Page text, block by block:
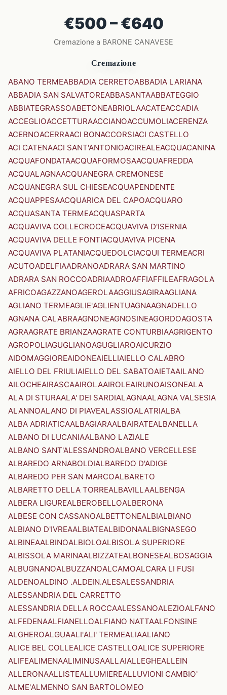
€500 – €640
Cremazione a BARONE CANAVESE
Cremazione
ABANO TERMEABBADIA CERRETOABBADIA LARIANA
ABBADIA SAN SALVATOREABBASANTAABBATEGGIO
ABBIATEGRASSOABETONEABRIOLAACATEACCADIA
ACCEGLIOACCETTURAACCIANOACCUMOLIACERENZA
ACERNOACERRAACI BONACCORSIACI CASTELLO
ACI CATENAACI SANT'ANTONIOACIREALEACQUACANINA
ACQUAFONDATAACQUAFORMOSAACQUAFREDDA
ACQUALAGNAACQUANEGRA CREMONESE
ACQUANEGRA SUL CHIESEACQUAPENDENTE
ACQUAPPESAACQUARICA DEL CAPOACQUARO
ACQUASANTA TERMEACQUASPARTA
ACQUAVIVA COLLECROCEACQUAVIVA D'ISERNIA
ACQUAVIVA DELLE FONTIACQUAVIVA PICENA
ACQUAVIVA PLATANIACQUEDOLCIACQUI TERMEACRI
ACUTOADELFIAADRANOADRARA SAN MARTINO
ADRARA SAN ROCCOADRIAADROAFFIAFFILEAFRAGOLA
AFRICOAGAZZANOAGEROLAAGGIUSAGIRAAGLIANA
AGLIANO TERMEAGLIE'AGLIENTUAGNAAGNADELLO
AGNANA CALABRAAGNONEAGNOSINEAGORDOAGOSTA
AGRAAGRATE BRIANZAAGRATE CONTURBIAAGRIGENTO
AGROPOLIAGUGLIANOAGUGLIAROAICURZIO
AIDOMAGGIOREAIDONEAIELLIAIELLO CALABRO
AIELLO DEL FRIULIAIELLO DEL SABATOAIETAAILANO
AILOCHEAIRASCAAIROLAAIROLEAIRUNOAISONEALA
ALA DI STURAALA' DEI SARDIALAGNAALAGNA VALSESIA
ALANNOALANO DI PIAVEALASSIOALATRIALBA
ALBA ADRIATICAALBAGIARAALBAIRATEALBANELLA
ALBANO DI LUCANIAALBANO LAZIALE
ALBANO SANT'ALESSANDROALBANO VERCELLESE
ALBAREDO ARNABOLDIALBAREDO D'ADIGE
ALBAREDO PER SAN MARCOALBARETO
ALBARETTO DELLA TORREALBAVILLAALBENGA
ALBERA LIGUREALBEROBELLOALBERONA
ALBESE CON CASSANOALBETTONEALBIALBIANO
ALBIANO D'IVREAALBIATEALBIDONAALBIGNASEGO
ALBINEAALBINOALBIOLOALBISOLA SUPERIORE
ALBISSOLA MARINAALBIZZATEALBONESEALBOSAGGIA
ALBUGNANOALBUZZANOALCAMOALCARA LI FUSI
ALDENOALDINO .ALDEIN.ALESALESSANDRIA
ALESSANDRIA DEL CARRETTO
ALESSANDRIA DELLA ROCCAALESSANOALEZIOALFANO
ALFEDENAALFIANELLOALFIANO NATTAALFONSINE
ALGHEROALGUAALI'ALI' TERMEALIAALIANO
ALICE BEL COLLEALICE CASTELLOALICE SUPERIORE
ALIFEALIMENAALIMINUSAALLAIALLEGHEALLEIN
ALLERONAALLISTEALLUMIEREALLUVIONI CAMBIO'
ALME'ALMENNO SAN BARTOLOMEO